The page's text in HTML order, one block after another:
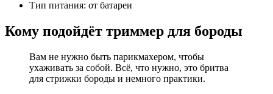
Тип питания: от батареи
Кому подойдёт триммер для бороды
Вам не нужно быть парикмахером, чтобы
ухаживать за собой. Всё, что нужно, это бритва
для стрижки бороды и немного практики.